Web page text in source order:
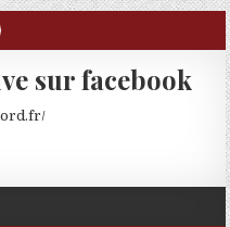
sur facebook